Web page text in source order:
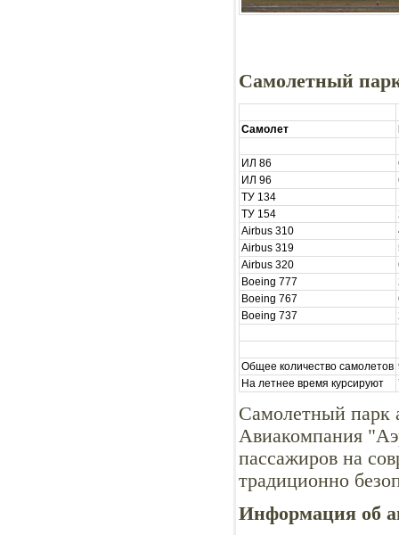
Самолетный
Самолет
ИЛ 86
ИЛ 96
ТУ 134
ТУ 154
Airbus 310
Airbus 319
Airbus 320
Boeing 777
Boeing 767
Boeing 737
Общее количество самолетов
На летнее время курсируют
Самолетный парк
Авиакомпания
пассажиров на
традиционно
Информация об